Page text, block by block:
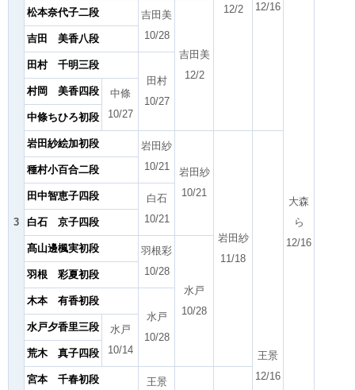
3
12/16
大森
ら
12/16
12/2
松本奈代子二段
吉田美
10/28
吉田美
12/2
吉田 美香八段
田村 千明三段
田村
10/27
村岡 美香四段
中條
10/27
中條ちひろ初段
岩田紗絵加初段
岩田紗
10/21
岩田紗
10/21
岩田紗
11/18
王景
12/16
種村小百合二段
田中智恵子四段
白石
10/21
白石 京子四段
髙山邊楓実初段
羽根彩
10/28
水戸
10/28
羽根 彩夏初段
木本 有香初段
水戸
10/28
水戸夕香里三段
水戸
10/14
荒木 真子四段
宮本 千春初段
王景